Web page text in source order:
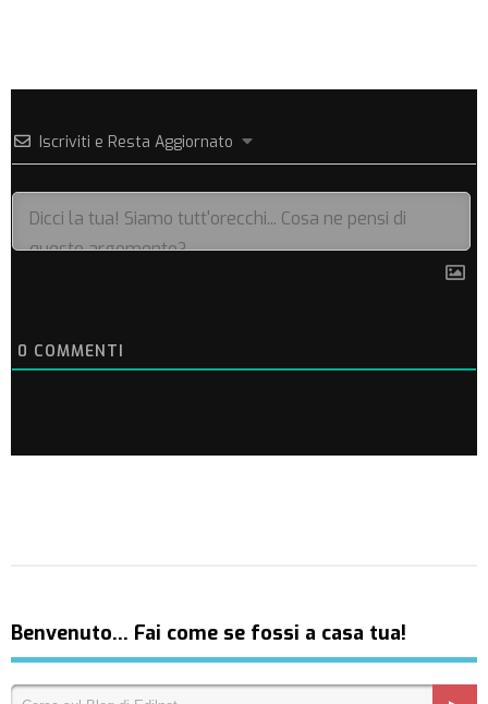
Iscriviti e Resta Aggiornato
0 COMMENTI
Benvenuto… Fai come se fossi a casa tua!